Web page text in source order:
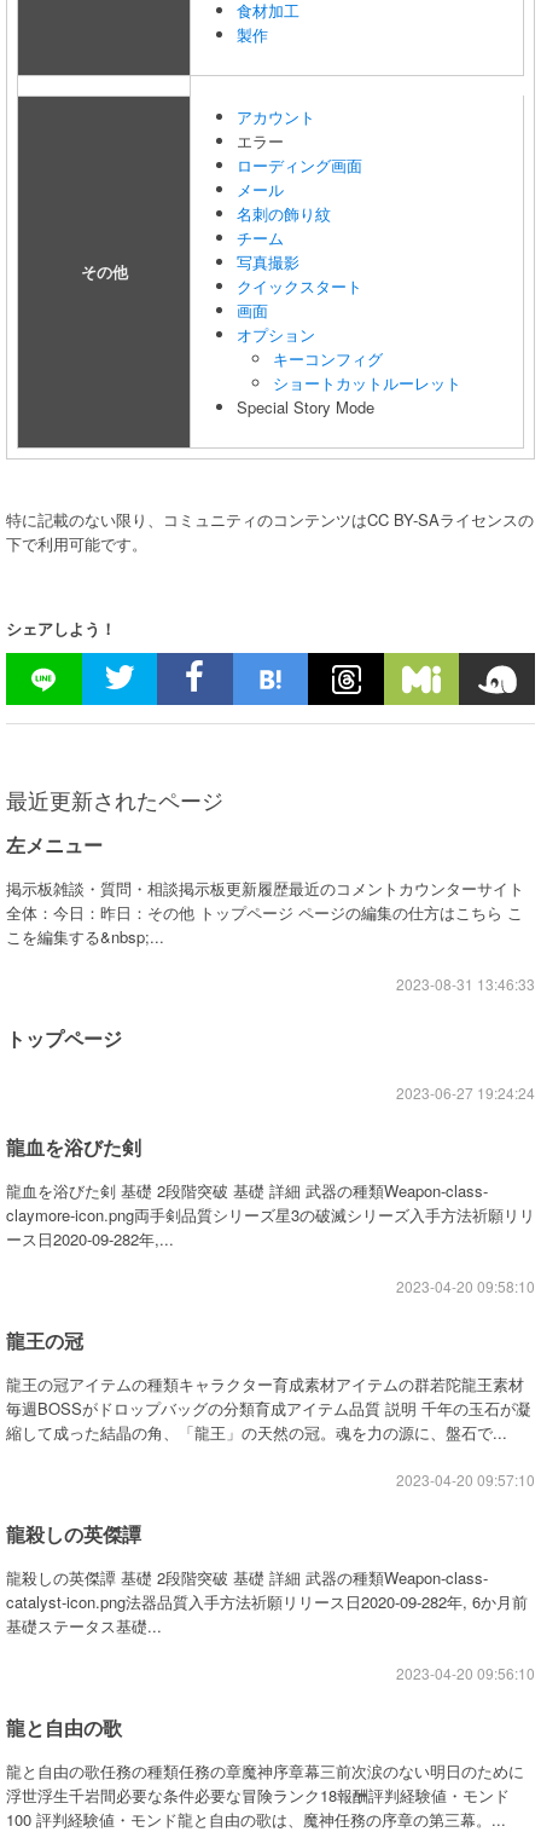
食材加工
製作
その他
アカウント
エラー
ローディング画面
メール
名刺の飾り紋
チーム
写真撮影
クイックスタート
画面
オプション
キーコンフィグ
ショートカットルーレット
Special Story Mode
特に記載のない限り、コミュニティのコンテンツはCC BY-SAライセンスの
下で利用可能です。
シェアしよう！
最近更新されたページ
左メニュー
掲示板雑談・質問・相談掲示板更新履歴最近のコメントカウンターサイト
全体：今日：昨日：その他 トップページ ページの編集の仕方はこちら こ
こを編集する&nbsp;...
2023-08-31 13:46:33
トップページ
2023-06-27 19:24:24
龍血を浴びた剣
龍血を浴びた剣 基礎 2段階突破 基礎 詳細 武器の種類Weapon-class-
claymore-icon.png両手剣品質シリーズ星3の破滅シリーズ入手方法祈願リリ
ース日2020-09-282年,...
2023-04-20 09:58:10
龍王の冠
龍王の冠アイテムの種類キャラクター育成素材アイテムの群若陀龍王素材
毎週BOSSがドロップバッグの分類育成アイテム品質 説明 千年の玉石が凝
縮して成った結晶の角、「龍王」の天然の冠。魂を力の源に、盤石で...
2023-04-20 09:57:10
龍殺しの英傑譚
龍殺しの英傑譚 基礎 2段階突破 基礎 詳細 武器の種類Weapon-class-
catalyst-icon.png法器品質入手方法祈願リリース日2020-09-282年, 6か月前
基礎ステータス基礎...
2023-04-20 09:56:10
龍と自由の歌
龍と自由の歌任務の種類任務の章魔神序章幕三前次涙のない明日のために
浮世浮生千岩間必要な条件必要な冒険ランク18報酬評判経験値・モンド
100 評判経験値・モンド龍と自由の歌は、魔神任務の序章の第三幕。...